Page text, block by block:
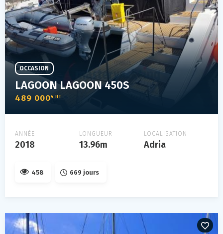
LAGOON LAGOON 450S
489 000€ HT
OCCASION
ANNÉE
2018
LONGUEUR
13.96m
LOCALISATION
Adria
458 669 jours